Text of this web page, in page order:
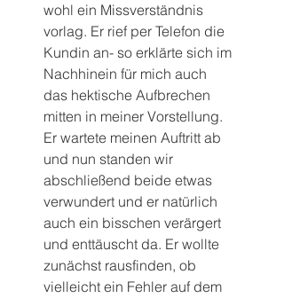
wohl ein Missverständnis
vorlag. Er rief per Telefon die
Kundin an- so erklärte sich im
Nachhinein für mich auch
das hektische Aufbrechen
mitten in meiner Vorstellung.
Er wartete meinen Auftritt ab
und nun standen wir
abschließend beide etwas
verwundert und er natürlich
auch ein bisschen verärgert
und enttäuscht da. Er wollte
zunächst rausfinden, ob
vielleicht ein Fehler auf dem